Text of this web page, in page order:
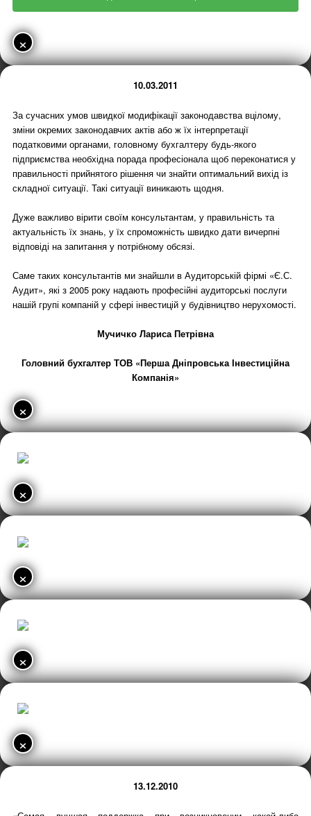
×
10.03.2011
За сучасних умов швидкої модифікації законодавства вцілому,
зміни окремих законодавчих актів або ж їх інтерпретації
податковими органами, головному бухгалтеру будь-якого
підприємства необхідна порада професіонала щоб переконатися у
правильності прийнятого рішення чи знайти оптимальний вихід із
складної ситуації. Такі ситуації виникають щодня.
Дуже важливо вірити своїм консультантам, у правильність та
актуальність їх знань, у їх спроможність швидко дати вичерпні
відповіді на запитання у потрібному обсязі.
Саме таких консультантів ми знайшли в Аудиторській фірмі «Є.С.
Аудит», які з 2005 року надають професійні аудиторські послуги
нашій групі компаній у сфері інвестицій у будівництво нерухомості.
Мучичко Лариса Петрівна
Головний бухгалтер ТОВ «Перша Дніпровська Інвестиційна
Компанія»
×
×
×
×
×
13.12.2010